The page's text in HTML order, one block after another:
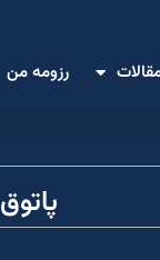
رزومه من
پاتوق ۱ نجف آباد در دانشگاه سمیه با حضور دانشجویان برگزار شد